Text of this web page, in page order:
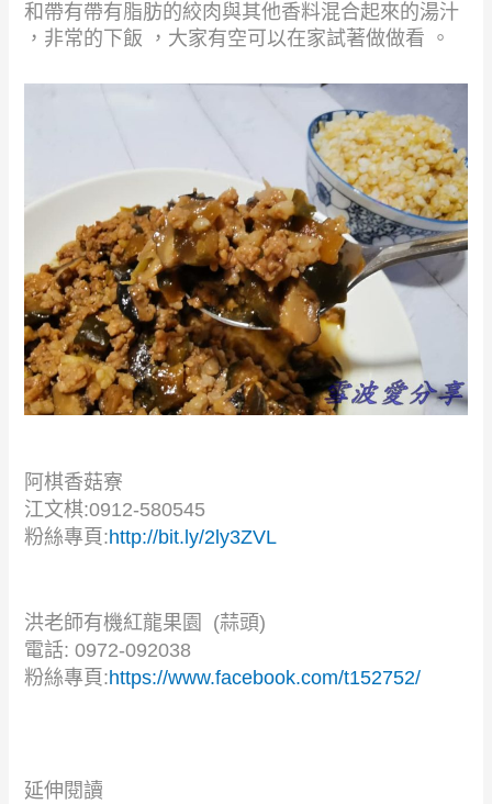
和帶有帶有脂肪的絞肉與其他香料混合起來的湯汁
，非常的下飯 ，大家有空可以在家試著做做看 。
阿棋香菇寮
江文棋:0912-580545
粉絲專頁:http://bit.ly/2ly3ZVL
洪老師有機紅龍果園 (蒜頭)
電話: 0972-092038
粉絲專頁:https://www.facebook.com/t152752/
延伸閱讀